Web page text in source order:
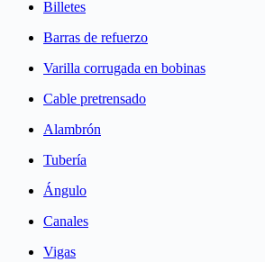
Billetes
Barras de refuerzo
Varilla corrugada en bobinas
Cable pretrensado
Alambrón
Tubería
Ángulo
Canales
Vigas